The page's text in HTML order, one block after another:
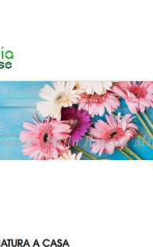
Sulla Rivista